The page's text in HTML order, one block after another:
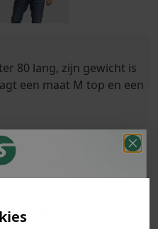
80 lang, zijn gewicht is
een maat M top en een
besteld
Klanten